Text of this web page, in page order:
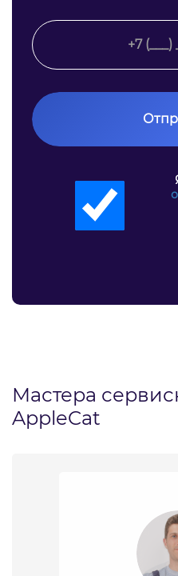
Мастера
AppleCat